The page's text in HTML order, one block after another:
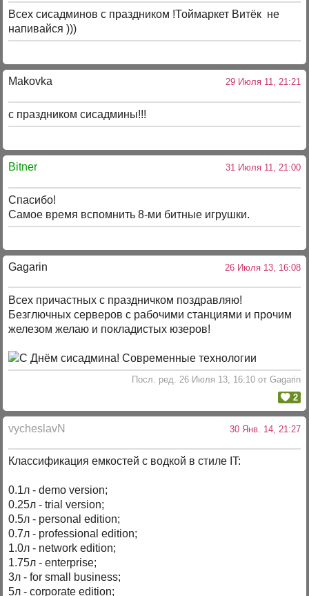
Всех сисадминов с праздником !Тоймаркет Витёк не
напивайся )))
Makovka 29 Июля 11, 21:21
с праздником сисадмины!!!
Bitner 31 Июля 11, 21:00
Спасибо!
Самое время вспомнить 8-ми битные игрушки.
Gagarin 26 Июля 13, 16:08
Всех причастных с праздничком поздравляю!
Безглючных серверов с рабочими станциями и прочим
железом желаю и покладистых юзеров!
Посл. ред. 26 Июля 13, 16:10 от Gagarin
2
vycheslavN 30 Янв. 14, 21:27
Классификация емкостей с водкой в стиле IT:
0.1л - demo version;
0.25л - trial version;
0.5л - personal edition;
0.7л - professional edition;
1.0л - network edition;
1.75л - enterprise;
3л - for small business;
5л - corporate edition;